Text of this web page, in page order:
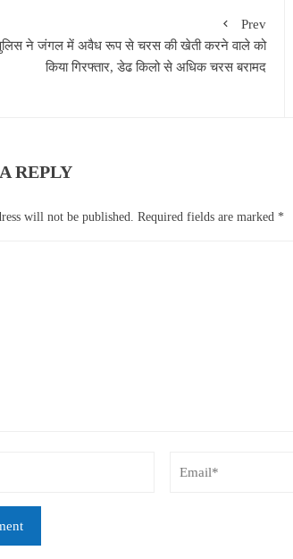
Prev
ने जंगल में अवैध रूप से चरस की खेती करने वाले को
किया गिरफ्तार, डेढ किलो से अधिक चरस बरामद
REPLY
will not be published. Required fields are marked *